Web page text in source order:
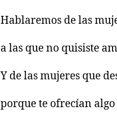
Hablaremos de las
a las que no quisiste
Y de las mujeres que
porque te ofrecían